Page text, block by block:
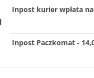
Inpost kurier wpłata
Inpost Paczkomat -